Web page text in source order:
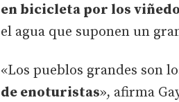
en bicicleta por los
el agua que suponen un
«Los pueblos grandes son
de enoturistas», afirma